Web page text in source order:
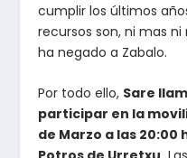
cumplir los últimos
recursos son, ni mas
ha negado a Zabalo.
Por todo ello, Sare
participar en la
de Marzo a las 20:00